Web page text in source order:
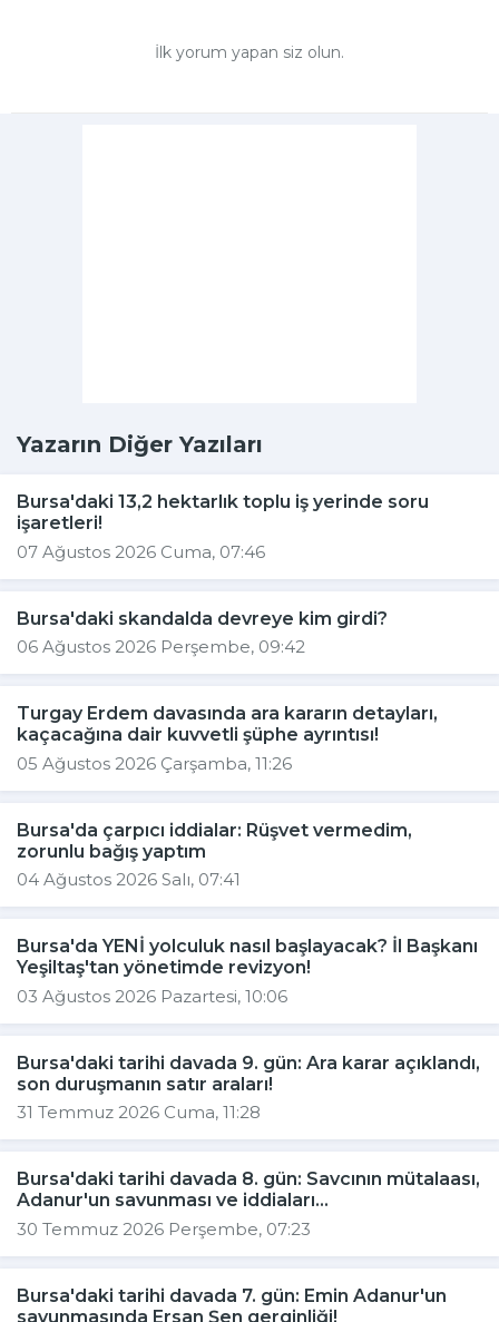
İlk yorum yapan siz olun.
Yazarın Diğer Yazıları
Bursa'daki 13,2 hektarlık toplu iş yerinde soru
işaretleri!
07 Ağustos 2026 Cuma, 07:46
Bursa'daki skandalda devreye kim girdi?
06 Ağustos 2026 Perşembe, 09:42
Turgay Erdem davasında ara kararın detayları,
kaçacağına dair kuvvetli şüphe ayrıntısı!
05 Ağustos 2026 Çarşamba, 11:26
Bursa'da çarpıcı iddialar: Rüşvet vermedim,
zorunlu bağış yaptım
04 Ağustos 2026 Salı, 07:41
Bursa'da YENİ yolculuk nasıl başlayacak? İl Başkanı
Yeşiltaş'tan yönetimde revizyon!
03 Ağustos 2026 Pazartesi, 10:06
Bursa'daki tarihi davada 9. gün: Ara karar açıklandı,
son duruşmanın satır araları!
31 Temmuz 2026 Cuma, 11:28
Bursa'daki tarihi davada 8. gün: Savcının mütalaası,
Adanur'un savunması ve iddiaları...
30 Temmuz 2026 Perşembe, 07:23
Bursa'daki tarihi davada 7. gün: Emin Adanur'un
savunmasında Ersan Şen gerginliği!